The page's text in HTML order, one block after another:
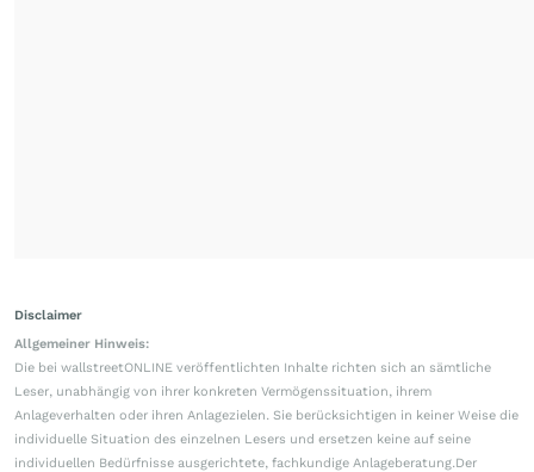
Disclaimer
Allgemeiner Hinweis:
Die bei wallstreetONLINE veröffentlichten Inhalte richten sich an sämtliche
Leser, unabhängig von ihrer konkreten Vermögenssituation, ihrem
Anlageverhalten oder ihren Anlagezielen. Sie berücksichtigen in keiner Weise die
individuelle Situation des einzelnen Lesers und ersetzen keine auf seine
individuellen Bedürfnisse ausgerichtete, fachkundige Anlageberatung.Der